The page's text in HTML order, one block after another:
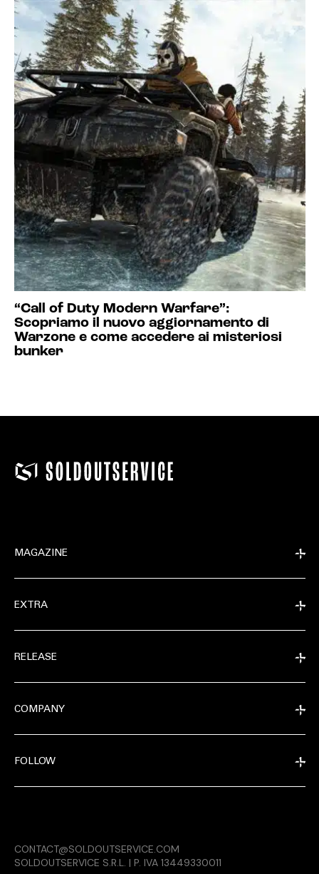
RELEASE
“Call of Duty Modern Warfare”:
Scopriamo il nuovo aggiornamento di
Warzone e come accedere ai misteriosi
bunker
MAGAZINE
EXTRA
RELEASE
COMPANY
FOLLOW
CONTACT@SOLDOUTSERVICE.COM
SOLDOUTSERVICE S.R.L. | P. IVA 13449330011